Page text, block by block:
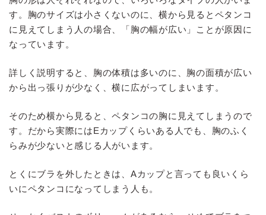
す。胸のサイズは小さくないのに、横から見るとペタンコ
に見えてしまう人の場合、「胸の幅が広い」ことが原因に
なっています。
詳しく説明すると、胸の体積は多いのに、胸の面積が広い
から出っ張りが少なく、横に広がってしまいます。
そのため横から見ると、ペタンコの胸に見えてしまうので
す。だから実際にはEカップくらいある人でも、胸のふく
らみが少ないと感じる人がいます。
とくにブラを外したときは、Aカップと言っても良いくら
いにペタンコになってしまう人も。